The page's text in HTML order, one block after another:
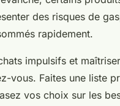
des risques de
rapidement.
impulsifs et
vous. Faites une liste
vos choix sur les